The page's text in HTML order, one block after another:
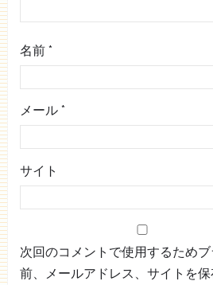
名前 *
メール *
サイト
次回のコメントで使用するため
前、メールアドレス、サイトを保